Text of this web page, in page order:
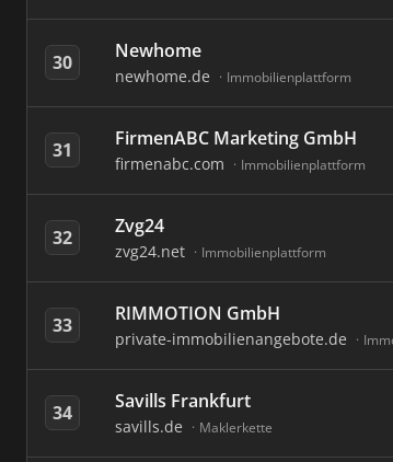
30 Newhome
newhome.de Immobilienplattform
31 FirmenABC Marketing GmbH
firmenabc.com Immobilienplattform
32 Zvg24
zvg24.net Immobilienplattform
33 RIMMOTION GmbH
private-immobilienangebote.de
34 Savills Frankfurt
savills.de Maklerkette